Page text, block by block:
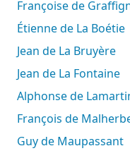
Françoise de
Étienne de La Boétie
Jean de La Bruyère
Jean de La Fontaine
Alphonse de
François de
Guy de Maupassant